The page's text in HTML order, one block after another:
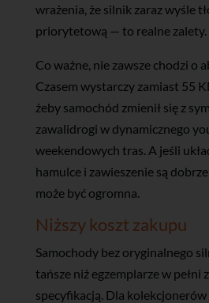
wrażenia, że silnik zaraz wyśle
priorytetową — to realne zalety.
Co ważne, nie zawsze chodzi o
Czasem wystarczy zamiast 55
żeby samochód zmienił się z
zawalidrogi w dynamicznego
weekendowych tras. A jeśli
hamulce i zawieszenie są
może być ogromna.
Niższy koszt zakupu
Samochody bez oryginalnego
tańsze niż egzemplarze w pełni
specyfikacją. Dla